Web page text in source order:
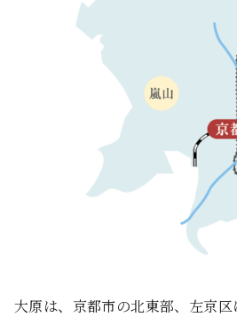
大原は、京都市の北東部、左京区